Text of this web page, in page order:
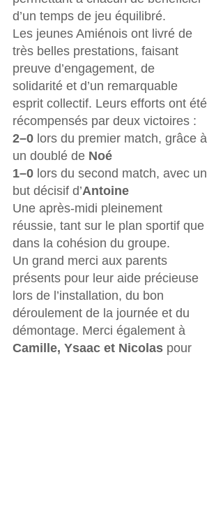
d’un temps de jeu équilibré.
Les jeunes Amiénois ont livré de
très belles prestations, faisant
preuve d’engagement, de
solidarité et d’un remarquable
esprit collectif. Leurs efforts ont été
récompensés par deux victoires :
2–0 lors du premier match, grâce à
un doublé de Noé
1–0 lors du second match, avec un
but décisif d’Antoine
Une après‑midi pleinement
réussie, tant sur le plan sportif que
dans la cohésion du groupe.
Un grand merci aux parents
présents pour leur aide précieuse
lors de l’installation, du bon
déroulement de la journée et du
démontage. Merci également à
Camille, Ysaac et Nicolas pour